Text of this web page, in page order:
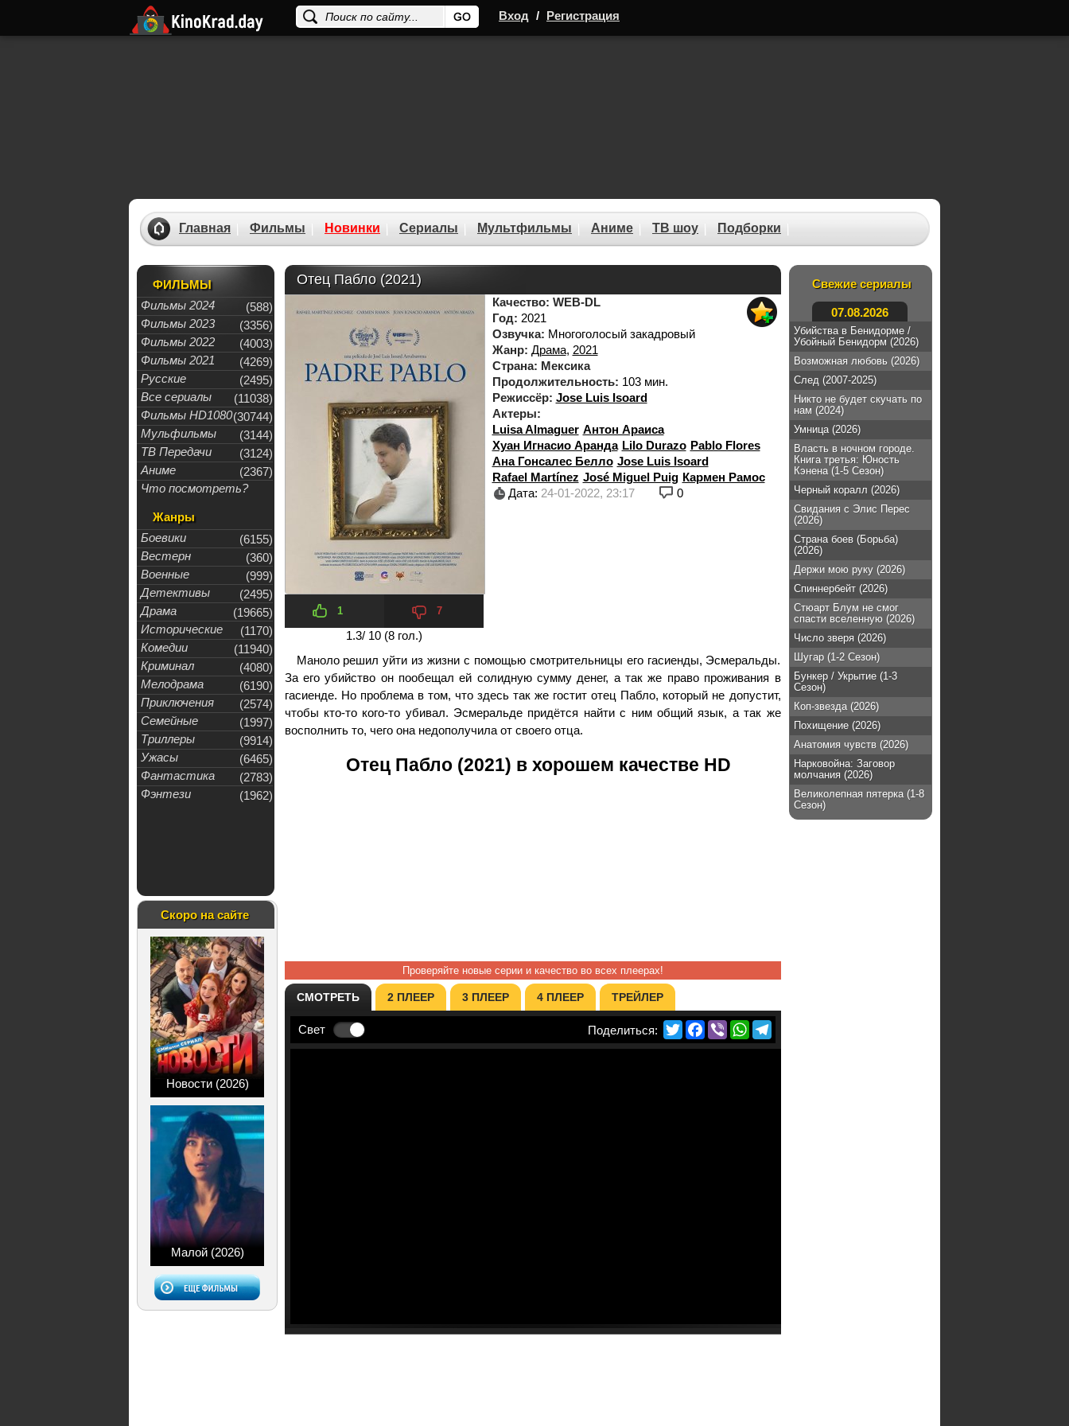
Вход / Регистрация
Главная Фильмы Новинки Сериалы Мультфильмы Аниме ТВ шоу Подборки
ФИЛЬМЫ
Фильмы 2024
(588)
Фильмы 2023
(3356)
Фильмы 2022
(4003)
Фильмы 2021
(4269)
Русские
(2495)
Все сериалы
(11038)
Фильмы HD1080(30744)
Мульфильмы
(3144)
ТВ Передачи
(3124)
Аниме
(2367)
Что посмотреть?
Жанры
Боевики
(6155)
Вестерн
(360)
Военные
(999)
Детективы
(2495)
Драма
(19665)
Исторические
(1170)
Комедии
(11940)
Криминал
(4080)
Мелодрама
(6190)
Приключения
(2574)
Семейные
(1997)
Триллеры
(9914)
Ужасы
(6465)
Фантастика
(2783)
Фэнтези
(1962)
Скоро на сайте
Новости (2026)
Малой (2026)
Свежие сериалы
07.08.2026
Убийства в Бенидорме /
Убойный Бенидорм (2026)
Возможная любовь (2026)
След (2007-2025)
Никто не будет скучать по
нам (2024)
Умница (2026)
Власть в ночном городе.
Книга третья: Юность
Кэнена (1-5 Сезон)
Черный коралл (2026)
Свидания с Элис Перес
(2026)
Страна боев (Борьба)
(2026)
Держи мою руку (2026)
Спиннербейт (2026)
Стюарт Блум не смог
спасти вселенную (2026)
Число зверя (2026)
Шугар (1-2 Сезон)
Бункер / Укрытие (1-3
Сезон)
Коп-звезда (2026)
Похищение (2026)
Анатомия чувств (2026)
Нарковойна: Заговор
молчания (2026)
Великолепная пятерка (1-8
Сезон)
Отец Пабло (2021)
1 7
1.3/ 10 (8гол.)
Качество: WEB-DL
Год: 2021
Озвучка: Многоголосый закадровый
Жанр: Драма, 2021
Страна: Мексика
Продолжительность: 103 мин.
Режиссёр: Jose Luis Isoard
Актеры:
Luisa Almaguer Антон Араиса
Хуан Игнасио Аранда Lilo Durazo Pablo Flores
Ана Гонсалес Белло Jose Luis Isoard
Rafael Martínez José Miguel Puig Кармен Рамос
Дата: 24-01-2022, 23:17 0
Маноло решил уйти из жизни с помощью смотрительницы его гасиенды, Эсмеральды.
За его убийство он пообещал ей солидную сумму денег, а так же право проживания в
гасиенде. Но проблема в том, что здесь так же гостит отец Пабло, который не допустит,
чтобы кто-то кого-то убивал. Эсмеральде придётся найти с ним общий язык, а так же
восполнить то, чего она недополучила от своего отца.
Отец Пабло (2021) в хорошем качестве HD
Проверяйте новые серии и качество во всех плеерах!
СМОТРЕТЬ 2 ПЛЕЕР 3 ПЛЕЕР 4 ПЛЕЕР ТРЕЙЛЕР
Свет TwitterFacebook
ViberWhatsApp
Telegram